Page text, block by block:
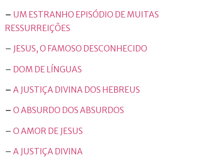
– UM ESTRANHO EPISÓDIO DE MUITAS
RESSURREIÇÕES
– JESUS, O FAMOSO DESCONHECIDO
– DOM DE LÍNGUAS
– A JUSTIÇA DIVINA DOS HEBREUS
– O ABSURDO DOS ABSURDOS
– O AMOR DE JESUS
– A JUSTIÇA DIVINA